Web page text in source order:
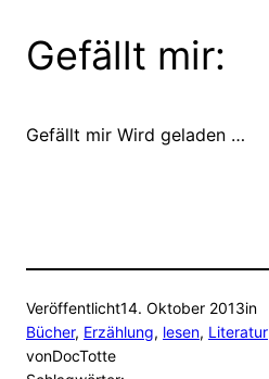
Gefällt mir:
Gefällt mir Wird geladen …
Veröffentlicht14. Oktober 2013in
Bücher, Erzählung, lesen, Literatur
vonDocTotte